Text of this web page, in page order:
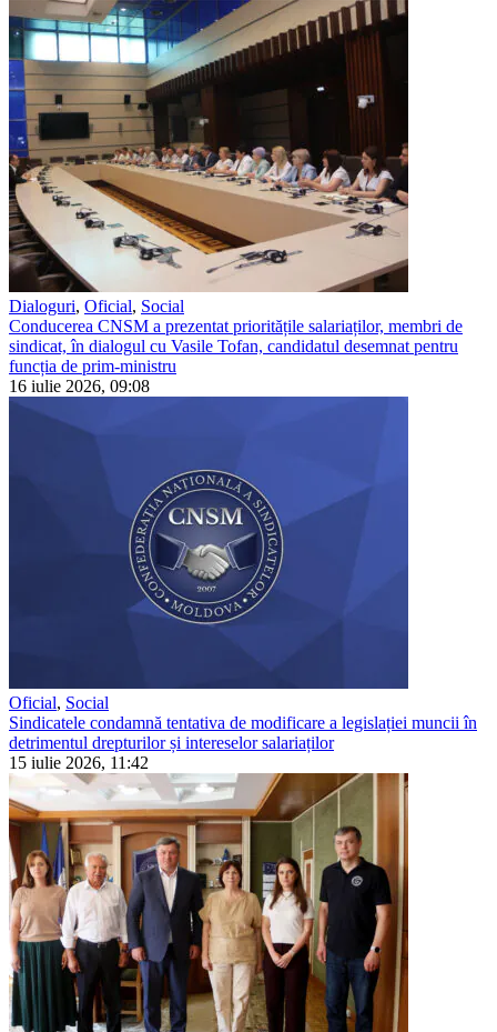
Dialoguri, Oficial, Social
Conducerea CNSM a prezentat prioritățile salariaților, membri de
sindicat, în dialogul cu Vasile Tofan, candidatul desemnat pentru
funcția de prim-ministru
16 iulie 2026, 09:08
Oficial, Social
Sindicatele condamnă tentativa de modificare a legislației muncii în
detrimentul drepturilor și intereselor salariaților
15 iulie 2026, 11:42